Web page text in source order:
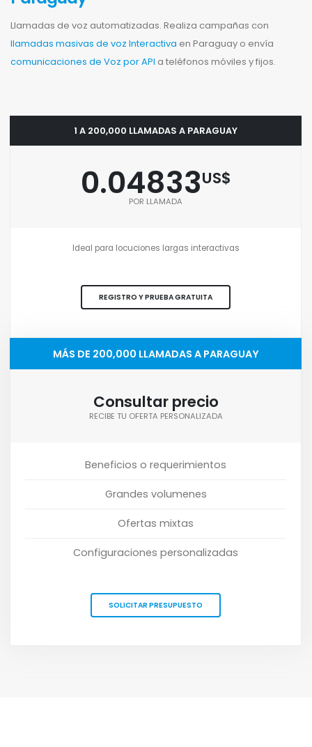
Llamadas de voz automatizadas. Realiza campañas con
llamadas masivas de voz Interactiva en Paraguay o envía
comunicaciones de Voz por API a teléfonos móviles y fijos.
1 A 200,000 LLAMADAS A PARAGUAY
0.04833US$
POR LLAMADA
Ideal para locuciones largas interactivas
REGISTRO Y PRUEBA GRATUITA
MÁS DE 200,000 LLAMADAS A PARAGUAY
Consultar precio
RECIBE TU OFERTA PERSONALIZADA
Beneficios o requerimientos
Grandes volumenes
Ofertas mixtas
Configuraciones personalizadas
SOLICITAR PRESUPUESTO